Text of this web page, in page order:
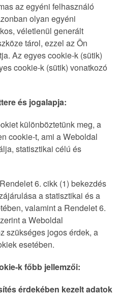
az egyéni felhasználó
olyan egyéni
véletlenül generált
tárol, ezzel az Ön
Az egyes cookie-k (sütik)
cookie-k (sütik) vonatkozó
és jogalapja:
különböztetünk meg, a
cookie-t, ami a Weboldal
statisztikai célú és
6. cikk (1) bekezdés
a statisztikai és a
valamint a Rendelet 6.
a Weboldal
szükséges jogos érdek, a
esetében.
k főbb jellemzői:
érdekében kezelt adatok